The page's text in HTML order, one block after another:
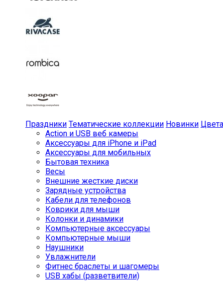
Праздники Тематические коллекции Новинки Цвета
Action и USB веб камеры
Аксессуары для iPhone и iPad
Аксессуары для мобильных
Бытовая техника
Весы
Внешние жесткие диски
Зарядные устройства
Кабели для телефонов
Коврики для мыши
Колонки и динамики
Компьютерные аксессуары
Компьютерные мыши
Наушники
Увлажнители
Фитнес браслеты и шагомеры
USB хабы (разветвители)